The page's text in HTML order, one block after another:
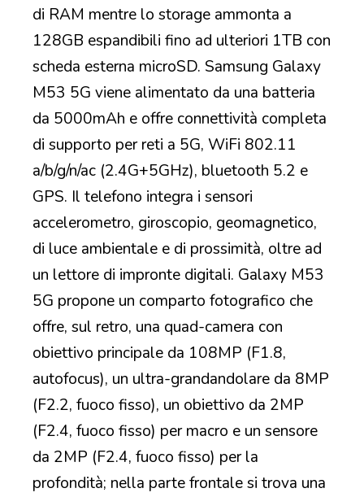
di RAM mentre lo storage ammonta a
128GB espandibili fino ad ulteriori 1TB con
scheda esterna microSD. Samsung Galaxy
M53 5G viene alimentato da una batteria
da 5000mAh e offre connettività completa
di supporto per reti a 5G, WiFi 802.11
a/b/g/n/ac (2.4G+5GHz), bluetooth 5.2 e
GPS. Il telefono integra i sensori
accelerometro, giroscopio, geomagnetico,
di luce ambientale e di prossimità, oltre ad
un lettore di impronte digitali. Galaxy M53
5G propone un comparto fotografico che
offre, sul retro, una quad-camera con
obiettivo principale da 108MP (F1.8,
autofocus), un ultra-grandandolare da 8MP
(F2.2, fuoco fisso), un obiettivo da 2MP
(F2.4, fuoco fisso) per macro e un sensore
da 2MP (F2.4, fuoco fisso) per la
profondità; nella parte frontale si trova una